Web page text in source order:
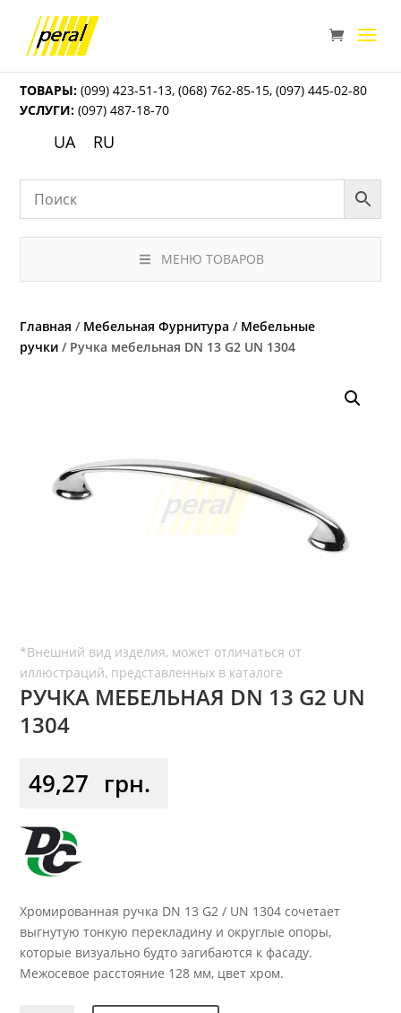
ТОВАРЫ: (099) 423-51-13,(068) 762-85-15,(097) 445-02-80
УСЛУГИ: (097) 487-18-70
UA RU
МЕНЮ ТОВАРОВ
Главная / Мебельная Фурнитура / Мебельные
ручки / Ручка мебельная DN 13 G2 UN 1304
РУЧКА МЕБЕЛЬНАЯ DN 13 G2 UN
1304
49,27 грн.
Хромированная ручка DN 13 G2 / UN 1304 сочетает
выгнутую тонкую перекладину и округлые опоры,
которые визуально будто загибаются к фасаду.
Межосевое расстояние 128 мм, цвет хром.